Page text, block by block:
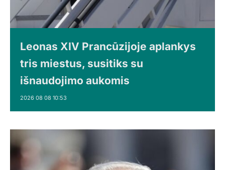
Leonas XIV Prancūzijoje aplankys
tris miestus, susitiks su
išnaudojimo aukomis
2026 08 08 10:53